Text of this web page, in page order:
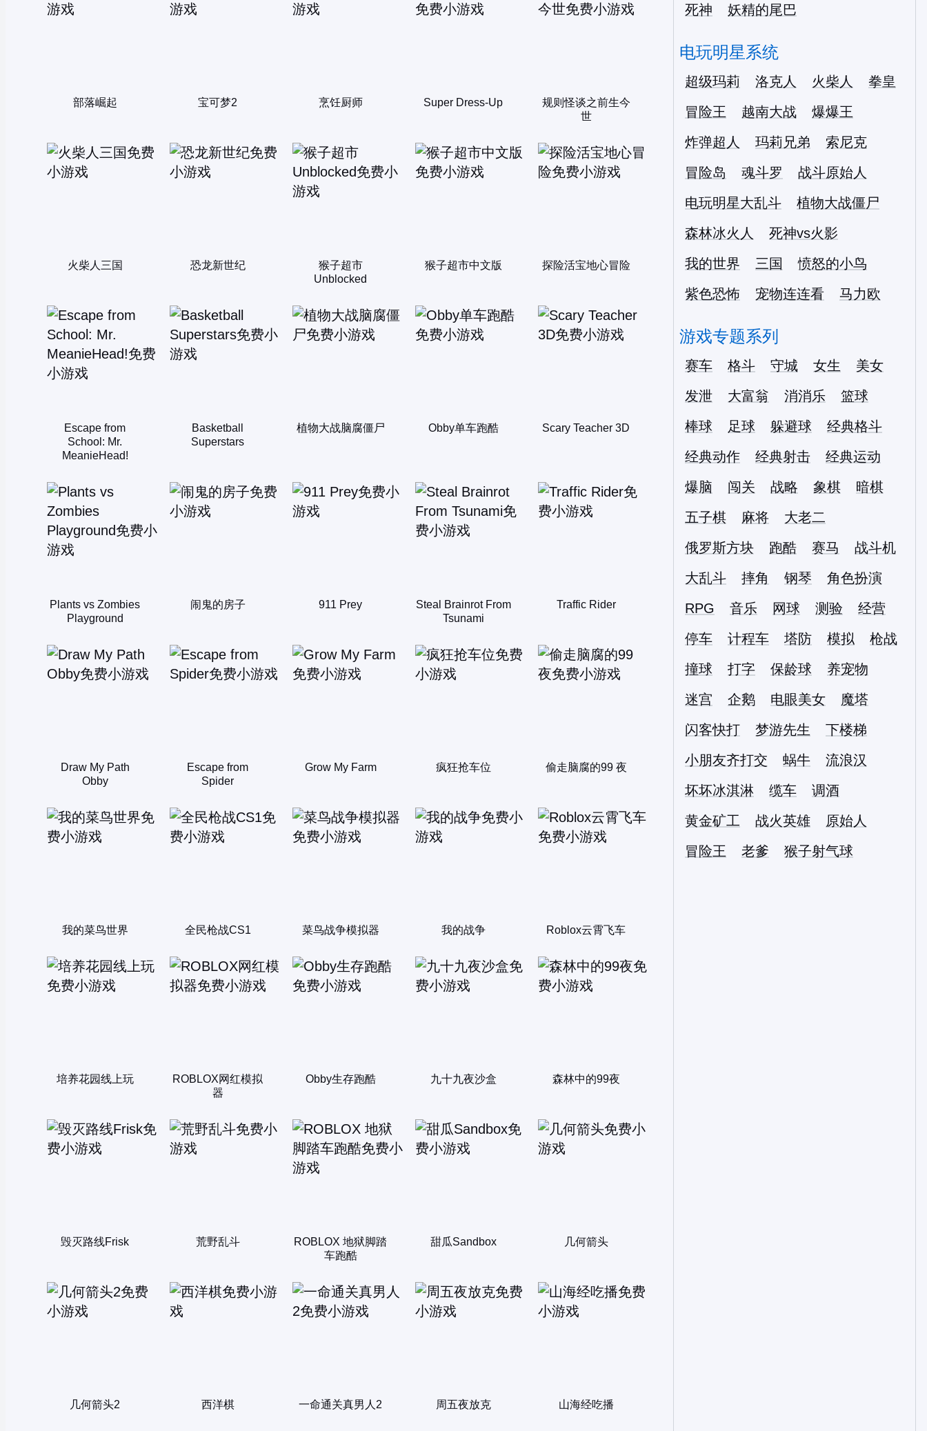
部落崛起 宝可梦2 烹饪厨师 Super Dress-Up
规则怪谈之前生今
世
火柴人三国 恐龙新世纪
猴子超市
Unblocked
猴子超市中文版 探险活宝地心冒险
Escape from
School: Mr.
MeanieHead!
Basketball
Superstars
植物大战脑腐僵尸 Obby单车跑酷 Scary Teacher 3D
Plants vs Zombies
Playground
闹鬼的房子 911 Prey
Steal Brainrot From
Tsunami
Traffic Rider
Draw My Path
Obby
Escape from
Spider
Grow My Farm 疯狂抢车位 偷走脑腐的99 夜
我的菜鸟世界 全民枪战CS1 菜鸟战争模拟器 我的战争 Roblox云霄飞车
培养花园线上玩
ROBLOX网红模拟
器
Obby生存跑酷 九十九夜沙盒 森林中的99夜
毁灭路线Frisk 荒野乱斗
ROBLOX 地狱脚踏
车跑酷
甜瓜Sandbox 几何箭头
几何箭头2 西洋棋 一命通关真男人2 周五夜放克 山海经吃播
死神
妖精的尾巴
电玩明星系统
超级玛莉 洛克人 火柴人
拳皇
冒险王
越南大战
爆爆王
炸弹超人
玛莉兄弟
索尼克
冒险岛
魂斗罗
战斗原始人
电玩明星大乱斗
植物大战僵尸
森林冰火人
死神vs火影
我的世界
三国
愤怒的小鸟
紫色恐怖
宠物连连看 马力欧
游戏专题系列
赛车 格斗 守城 女生
美女
发泄
大富翁 消消乐
篮球
棒球
足球 躲避球
经典格斗
经典动作
经典射击
经典运动
爆脑
闯关 战略 象棋
暗棋
五子棋
麻将
大老二
俄罗斯方块
跑酷 赛马
战斗机
大乱斗
摔角 钢琴
角色扮演
RPG
音乐 网球 测验
经营
停车
计程车 塔防 模拟
枪战
撞球
打字 保龄球
养宠物
迷宫
企鹅 电眼美女
魔塔
闪客快打
梦游先生
下楼梯
小朋友齐打交
蜗牛
流浪汉
坏坏冰淇淋
缆车
调酒
黄金矿工
战火英雄
原始人
冒险王
老爹 猴子射气球